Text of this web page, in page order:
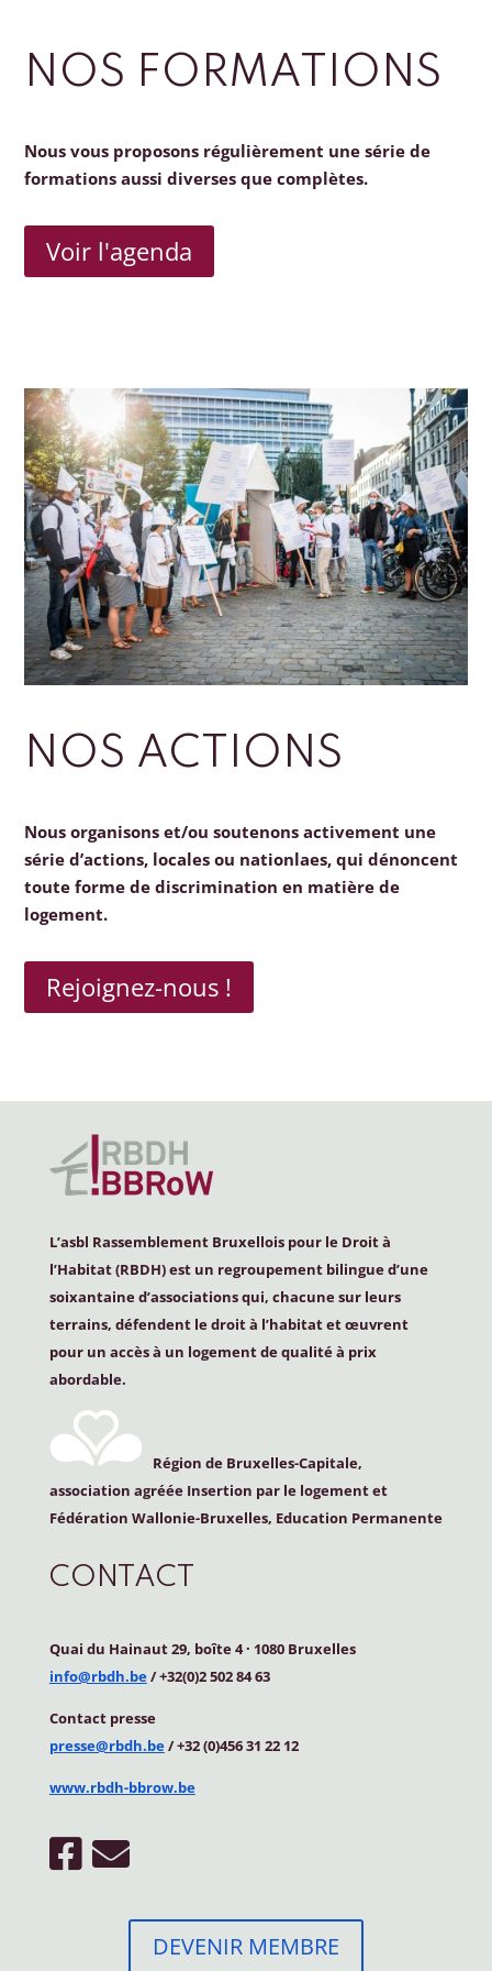
NOS FORMATIONS
Nous vous proposons régulièrement une série de
formations aussi diverses que complètes.
Voir l'agenda
NOS ACTIONS
Nous organisons et/ou soutenons activement une
série d’actions, locales ou nationlaes, qui dénoncent
toute forme de discrimination en matière de
logement.
Rejoignez-nous !
L’asbl Rassemblement Bruxellois pour le Droit à
l’Habitat (RBDH) est un regroupement bilingue d’une
soixantaine d’associations qui, chacune sur leurs
terrains, défendent le droit à l’habitat et œuvrent
pour un accès à un logement de qualité à prix
abordable.
Région de Bruxelles-Capitale,
association agréée Insertion par le logement et
Fédération Wallonie-Bruxelles, Education Permanente
CONTACT
Quai du Hainaut 29, boîte 4· 1080 Bruxelles
info@rbdh.be/ +32(0)2 502 84 63
Contact presse
presse@rbdh.be/ +32 (0)456 31 22 12
www.rbdh-bbrow.be
DEVENIR MEMBRE